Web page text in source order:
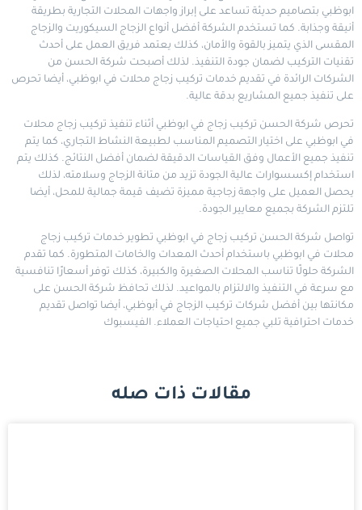
ابوظبي بتصاميم حديثة تساعد على إبراز واجهات المحلات التجارية بطريقة
أنيقة وجذابة. كما تستخدم الشركة أفضل أنواع الزجاج السيكوريت والزجاج
المقسى الذي يتميز بالقوة والأمان، كذلك يعتمد فريق العمل على أحدث
تقنيات التركيب لضمان جودة التنفيذ. لذلك أصبحت شركة الحسن من
الشركات الرائدة في تقديم خدمات تركيب زجاج محلات في ابوظبي، أيضا تحرص
على تنفيذ جميع المشاريع بدقة عالية.
تحرص شركة الحسن تركيب زجاج في ابوظبي أثناء تنفيذ تركيب زجاج محلات
في ابوظبي على اختيار التصميم المناسب لطبيعة النشاط التجاري، كما يتم
تنفيذ جميع الأعمال وفق القياسات الدقيقة لضمان أفضل النتائج. كذلك يتم
استخدام إكسسوارات عالية الجودة تزيد من متانة الزجاج وسلامته، لذلك
يحصل العميل على واجهة زجاجية مميزة تضيف قيمة جمالية للمحل، أيضا
تلتزم الشركة بجميع معايير الجودة.
تواصل شركة الحسن تركيب زجاج في ابوظبي تطوير خدمات تركيب زجاج
محلات في ابوظبي باستخدام أحدث المعدات والخامات المتطورة. كما تقدم
الشركة حلولًا تناسب المحلات الصغيرة والكبيرة، كذلك توفر أسعارًا تنافسية
مع سرعة في التنفيذ والالتزام بالمواعيد. لذلك تحافظ شركة الحسن على
مكانتها بين أفضل شركات تركيب الزجاج في أبوظبي، أيضا تواصل تقديم
خدمات احترافية تلبي جميع احتياجات العملاء. الفيسبوك
مقالات ذات صله